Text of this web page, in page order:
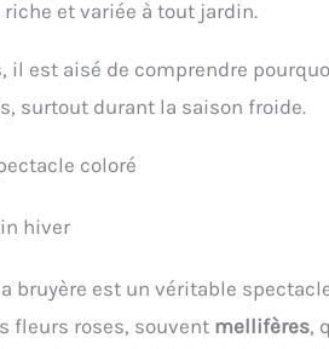
et variée à tout jardin.
il est aisé de comprendre
surtout durant la saison froide.
coloré
hiver
bruyère est un véritable
fleurs roses, souvent mellifères,